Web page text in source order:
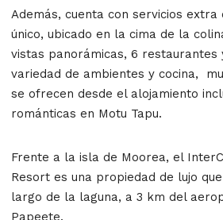
Además, cuenta con servicios
único, ubicado en la cima de la
vistas panorámicas, 6 restaurantes
variedad de ambientes y cocina,
se ofrecen desde el alojamiento
románticas en Motu Tapu.
Frente a la isla de Moorea, el
Resort es una propiedad de lujo
largo de la laguna, a 3 km del
Papeete.